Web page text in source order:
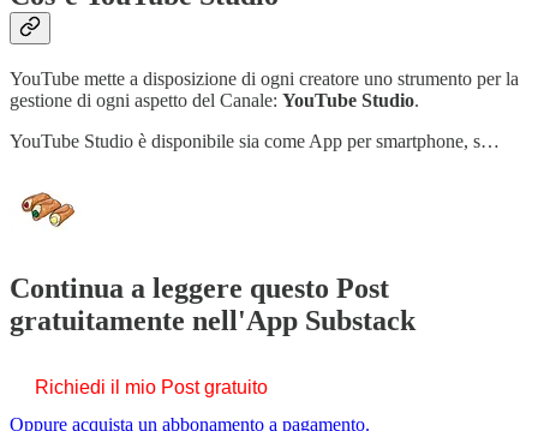
YouTube mette a disposizione di ogni creatore uno strumento per la
gestione di ogni aspetto del Canale: YouTube Studio.
YouTube Studio è disponibile sia come App per smartphone, s…
Continua a leggere questo Post
gratuitamente nell'App Substack
Richiedi il mio Post gratuito
Oppure acquista un abbonamento a pagamento.